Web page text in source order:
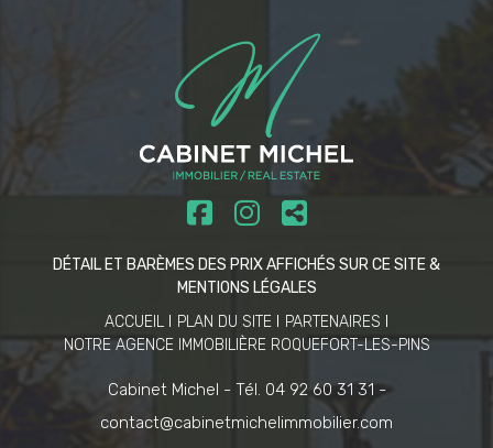
DÉTAIL ET BARÈMES DES PRIX AFFICHÉS SUR CE SITE &
MENTIONS LÉGALES
ACCUEIL
PLAN DU SITE
PARTENAIRES
NOTRE AGENCE IMMOBILIÈRE ROQUEFORT-LES-PINS
Cabinet Michel - Tél. 04 92 60 31 31 -
contact@cabinetmichelimmobilier.com